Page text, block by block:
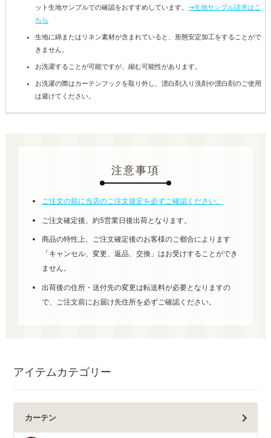
ット生地サンプルでの確認をおすすめしています。 →生地サンプル請求はこ
ちら
生地に綿またはリネン素材が含まれていると、形態安定加工をすることがで
きません。
お洗濯することが可能ですが、縮む可能性があります。
お洗濯の際はカーテンフックを取り外し、漂白剤入り洗剤や漂白剤のご使用
は避けてください。
注意事項
ご注文の前に当店のご注文規定を必ずご確認ください。
ご注文確定後、約5営業日後出荷となります。
商品の特性上、ご注文確定後のお客様のご都合によります
「キャンセル、変更、返品、交換」はお受けすることができ
ません。
出荷後の住所・送付先の変更は転送料が必要となりますの
で、ご注文前にお届け先住所を必ずご確認ください。
アイテムカテゴリー
カーテン